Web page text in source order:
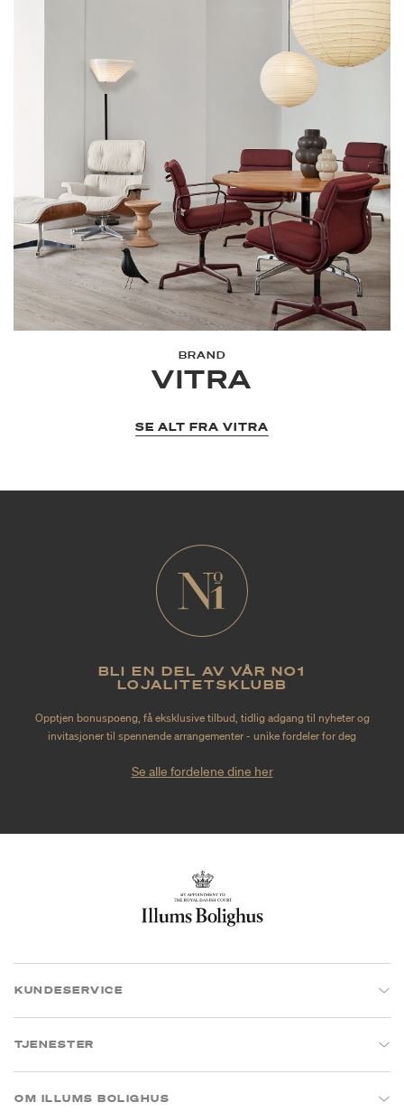
BRAND
VITRA
SE ALT FRA VITRA
BLI EN DEL AV VÅR NO1
LOJALITETSKLUBB
Opptjen bonuspoeng, få eksklusive tilbud, tidlig adgang til nyheter og
invitasjoner til spennende arrangementer - unike fordeler for deg
Se alle fordelene dine her
KUNDESERVICE
TJENESTER
OM ILLUMS BOLIGHUS